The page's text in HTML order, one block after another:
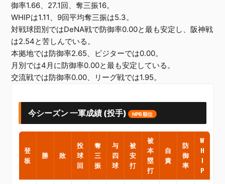
御率1.66、27.1回、奪三振16。
WHIPは1.11、9回平均奪三振は5.3。
対戦球団別ではDeNA戦で防御率0.00と最も安定し、阪神戦
は2.54と苦しんでいる。
本拠地では防御率2.65、ビジターでは0.00。
月別では4月に防御率0.00と最も安定している。
交流戦では防御率0.00、リーグ戦では1.95。
今シーズン 一軍成績 (投手) NPB順位
登
板
勝 敗
投
球
回
奪
三
振
与
四
球
被
安
打
被
本
塁
打
自
責
防
御
率
W
H
I
P